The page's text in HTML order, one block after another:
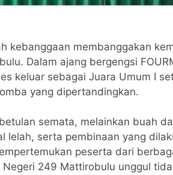
kebanggaan membanggakan
Dalam ajang bergengsi
keluar sebagai Juara Umum I
yang dipertandingkan.
semata, melainkan buah
lelah, serta pembinaan yang
peserta dari
249 Mattirobulu unggul